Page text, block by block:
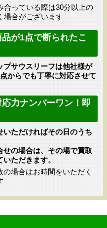
っている際は30分以上の
場合がございます
が1点で断られたこ
プサウスリーフは他社様が
からでも丁寧に対応させて
力ナンバーワン！即
いただければその日のうち
せの場合は、その場で買取
ただきます。
場合はお時間をいただく